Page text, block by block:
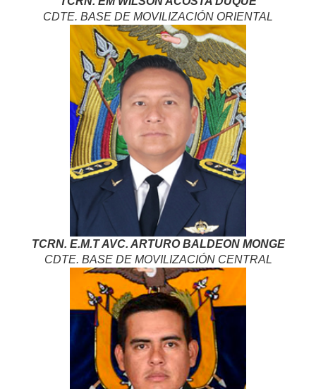
CDTE. BASE DE MOVILIZACIÓN ORIENTAL
TCRN. E.M.T AVC. ARTURO BALDEON MONGE
CDTE. BASE DE MOVILIZACIÓN CENTRAL